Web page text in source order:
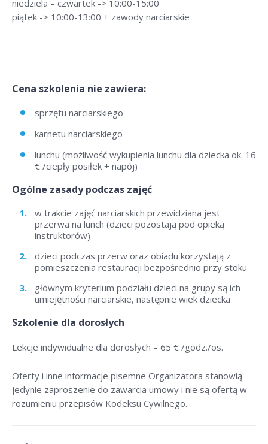
niedziela – czwartek -> 10:00-15:00
piątek -> 10:00-13:00 + zawody narciarskie
Cena szkolenia nie zawiera:
sprzętu narciarskiego
karnetu narciarskiego
lunchu (możliwość wykupienia lunchu dla dziecka ok. 16
€ /ciepły posiłek + napój)
Ogólne zasady podczas zajęć
w trakcie zajęć narciarskich przewidziana jest
przerwa na lunch (dzieci pozostają pod opieką
instruktorów)
dzieci podczas przerw oraz obiadu korzystają z
pomieszczenia restauracji bezpośrednio przy stoku
głównym kryterium podziału dzieci na grupy są ich
umiejętności narciarskie, następnie wiek dziecka
Szkolenie dla dorosłych
Lekcje indywidualne dla dorosłych – 65 € /godz./os.
Oferty i inne informacje pisemne Organizatora stanowią
jedynie zaproszenie do zawarcia umowy i nie są ofertą w
rozumieniu przepisów Kodeksu Cywilnego.